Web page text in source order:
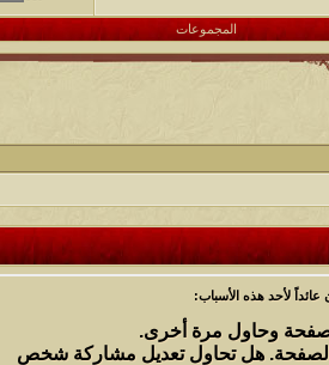
المجموعات
لأحد هذه الأسباب:
وحاول مرة أخرى.
الصفحة. هل تحاول تعديل مشاركة شخص